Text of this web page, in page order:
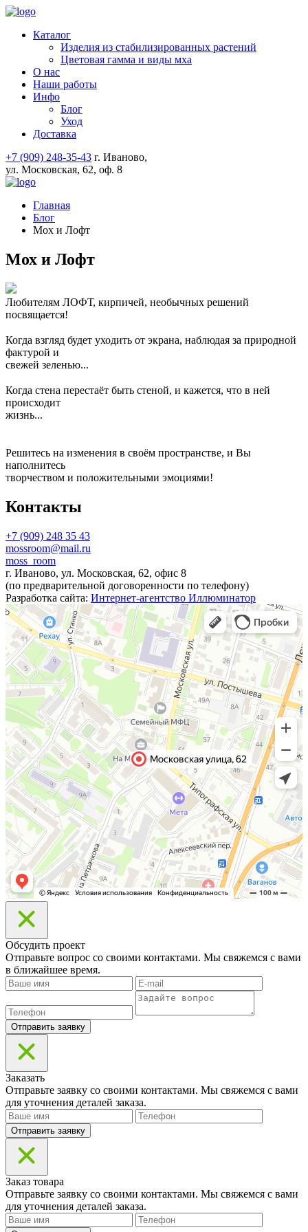
Каталог
Изделия из стабилизированных растений
Цветовая гамма и виды мха
О нас
Наши работы
Инфо
Блог
Уход
Доставка
+7 (909) 248-35-43 г. Иваново,
ул. Московская, 62, оф. 8
Главная
Блог
Мох и Лофт
Мох и Лофт
Любителям ЛОФТ, кирпичей, необычных решений
посвящается!
Когда взгляд будет уходить от экрана, наблюдая за природной
фактурой и
свежей зеленью...
Когда стена перестаёт быть стеной, и кажется, что в ней
происходит
жизнь...
Решитесь на изменения в своём пространстве, и Вы
наполнитесь
творчеством и положительными эмоциями!
Контакты
+7 (909) 248 35 43
mossroom@mail.ru
moss_room
г. Иваново, ул. Московская, 62, офис 8
(по предварительной договоренности по телефону)
Разработка сайта: Интернет-агентство Иллюминатор
Обсудить проект
Отправьте вопрос со своими контактами. Мы свяжемся с вами
в ближайшее время.
Отправить заявку
Заказать
Отправьте заявку со своими контактами. Мы свяжемся с вами
для уточнения деталей заказа.
Отправить заявку
Заказ товара
Отправьте заявку со своими контактами. Мы свяжемся с вами
для уточнения деталей заказа.